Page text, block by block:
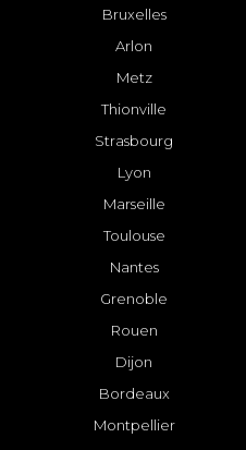
Bruxelles
Arlon
Metz
Thionville
Strasbourg
Lyon
Marseille
Toulouse
Nantes
Grenoble
Rouen
Dijon
Bordeaux
Montpellier